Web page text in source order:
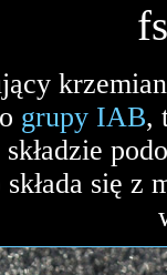
grupy IAB,
składzie
się